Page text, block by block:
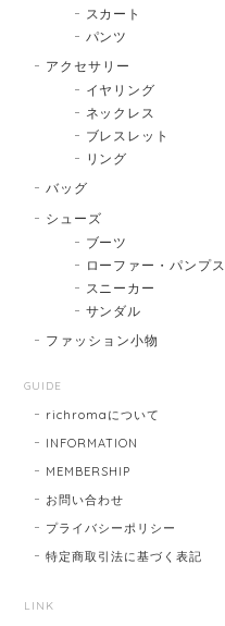
スカート
パンツ
アクセサリー
イヤリング
ネックレス
ブレスレット
リング
バッグ
シューズ
ブーツ
ローファー・パンプス
スニーカー
サンダル
ファッション小物
GUIDE
richromaについて
INFORMATION
MEMBERSHIP
お問い合わせ
プライバシーポリシー
特定商取引法に基づく表記
LINK